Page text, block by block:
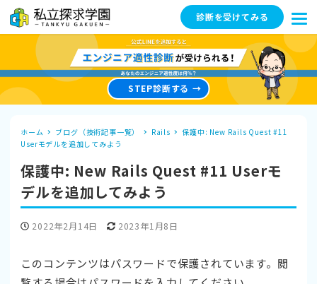
診断を受けてみる
STEP診断する
ホーム ブログ（技術記事一覧） Rails
保護中: New Rails Quest #11
Userモデルを追加してみよう
保護中: New Rails Quest #11 Userモ
デルを追加してみよう
投稿日
2022年2月14日 更新日
2023年1月8日
このコンテンツはパスワードで保護されています。閲